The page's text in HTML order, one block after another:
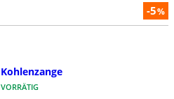
-5%
Kohlenzange
VORRÄTIG